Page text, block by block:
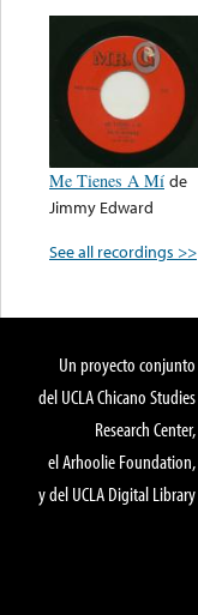
Me Tienes A Mí de
Jimmy Edward
See all recordings >>
Un proyecto conjunto
del UCLA Chicano Studies
Research Center,
el Arhoolie Foundation,
y del UCLA Digital Library